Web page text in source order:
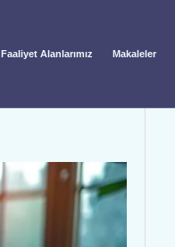
Faaliyet Alanlarımız Makaleler